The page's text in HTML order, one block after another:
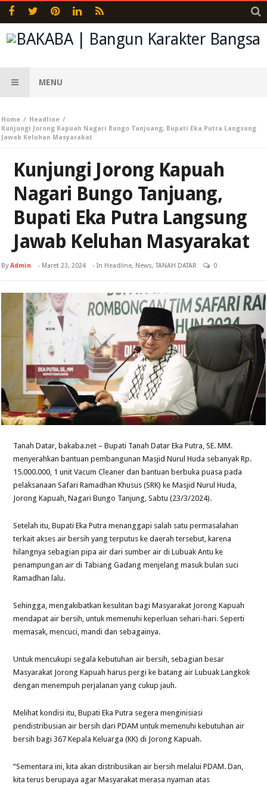
MENU
Home
Headline
Kunjungi Jorong Kapuah Nagari Bungo Tanjuang, Bupati Eka Putra Langsung
Jawab Keluhan Masyarakat
Kunjungi Jorong Kapuah
Nagari Bungo Tanjuang,
Bupati Eka Putra Langsung
Jawab Keluhan Masyarakat
ByAdmin - Maret 23, 2024 - In Headline, News,TANAH DATAR 0
Tanah Datar, bakaba.net – Bupati Tanah Datar Eka Putra, SE. MM.
menyerahkan bantuan pembangunan Masjid Nurul Huda sebanyak Rp.
15.000.000, 1 unit Vacum Cleaner dan bantuan berbuka puasa pada
pelaksanaan Safari Ramadhan Khusus (SRK) ke Masjid Nurul Huda,
Jorong Kapuah, Nagari Bungo Tanjung, Sabtu (23/3/2024).
Setelah itu, Bupati Eka Putra menanggapi salah satu permasalahan
terkait akses air bersih yang terputus ke daerah tersebut, karena
hilangnya sebagian pipa air dari sumber air di Lubuak Antu ke
penampungan air di Tabiang Gadang menjelang masuk bulan suci
Ramadhan lalu.
Sehingga, mengakibatkan kesulitan bagi Masyarakat Jorong Kapuah
mendapat air bersih, untuk memenuhi keperluan sehari-hari. Seperti
memasak, mencuci, mandi dan sebagainya.
Untuk mencukupi segala kebutuhan air bersih, sebagian besar
Masyarakat Jorong Kapuah harus pergi ke batang air Lubuak Langkok
dengan menempuh perjalanan yang cukup jauh.
Melihat kondisi itu, Bupati Eka Putra segera menginisiasi
pendistribusian air bersih dari PDAM untuk memenuhi kebutuhan air
bersih bagi 367 Kepala Keluarga (KK) di Jorong Kapuah.
“Sementara ini, kita akan distribusikan air bersih melalui PDAM. Dan,
kita terus berupaya agar Masyarakat merasa nyaman atas